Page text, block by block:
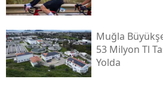
Muğla
53 Milyon Tl
Yolda